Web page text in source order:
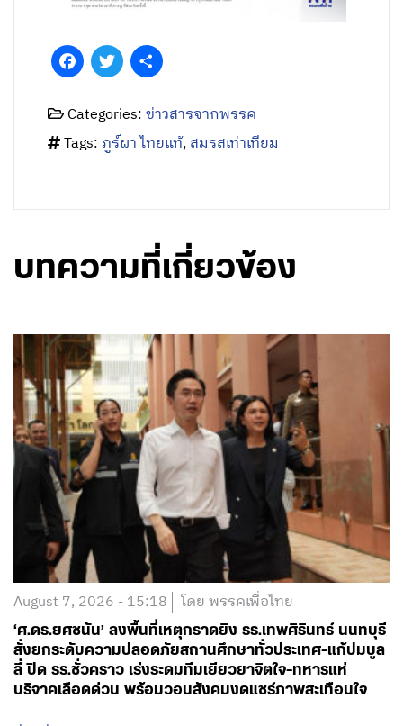
FacebookTwitter
Categories:ข่าวสารจากพรรค
Tags:ภูร์ผา ไทยแท้,สมรสเท่าเทียม
บทความที่เกี่ยวข้อง
August 7, 2026 - 15:18 โดย พรรคเพื่อไทย
‘ศ.ดร.ยศชนัน’ ลงพื้นที่เหตุกราดยิง รร.เทพศิรินทร์ นนทบุรี
สั่งยกระดับความปลอดภัยสถานศึกษาทั่วประเทศ-แก้ปมบูล
ลี่ ปิด รร.ชั่วคราว เร่งระดมทีมเยียวยาจิตใจ-ทหารแห่
บริจาคเลือดด่วน พร้อมวอนสังคมงดแชร์ภาพสะเทือนใจ